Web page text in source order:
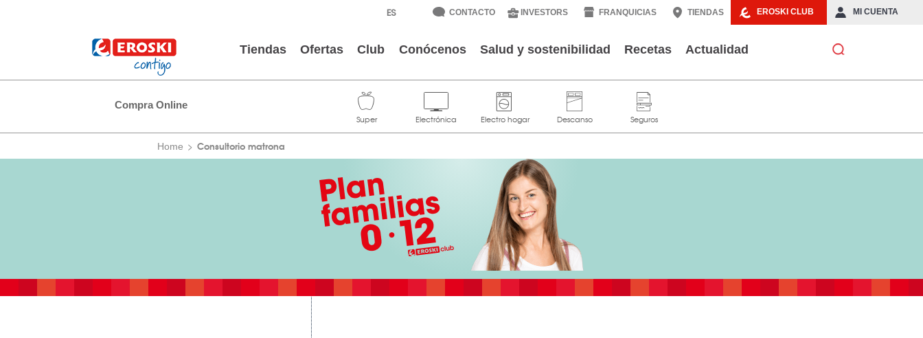
EROSKI CLUB MI CUENTA
CONTACTO INVESTORS FRANQUICIAS TIENDAS
Tiendas Ofertas Club Conócenos Salud y sostenibilidad Recetas Actualidad
Compra Online
Home Consultorio matrona